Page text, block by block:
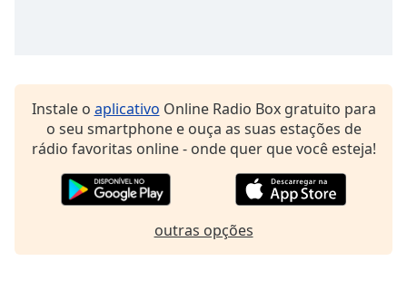
End
dialog
window.
Instale o aplicativo Online Radio Box gratuito para
o seu smartphone e ouça as suas estações de
rádio favoritas online - onde quer que você esteja!
outras opções